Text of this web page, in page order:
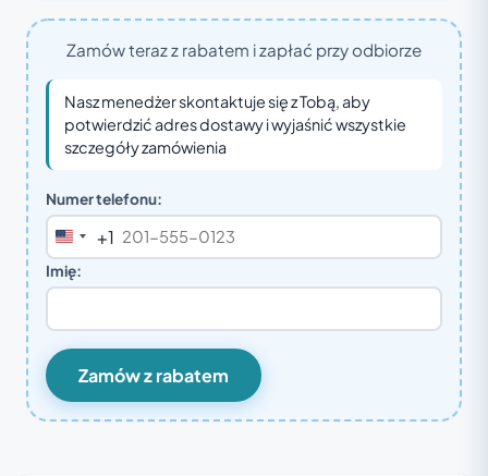
Zamów teraz z rabatem i zapłać przy odbiorze
Nasz menedżer skontaktuje się z Tobą, aby
potwierdzić adres dostawy i wyjaśnić wszystkie
szczegóły zamówienia
Numer telefonu:
United
States
+1
Imię:
Zamów z rabatem